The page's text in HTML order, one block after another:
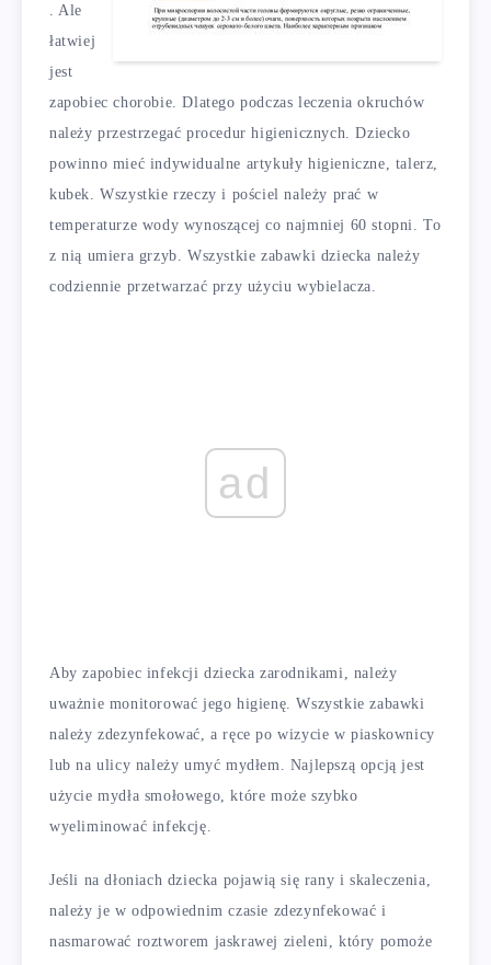
. Ale
łatwiej
jest
zapobiec chorobie. Dlatego podczas leczenia okruchów
należy przestrzegać procedur higienicznych. Dziecko
powinno mieć indywidualne artykuły higieniczne, talerz,
kubek. Wszystkie rzeczy i pościel należy prać w
temperaturze wody wynoszącej co najmniej 60 stopni. To
z nią umiera grzyb. Wszystkie zabawki dziecka należy
codziennie przetwarzać przy użyciu wybielacza.
ad
Aby zapobiec infekcji dziecka zarodnikami, należy
uważnie monitorować jego higienę. Wszystkie zabawki
należy zdezynfekować, a ręce po wizycie w piaskownicy
lub na ulicy należy umyć mydłem. Najlepszą opcją jest
użycie mydła smołowego, które może szybko
wyeliminować infekcję.
Jeśli na dłoniach dziecka pojawią się rany i skaleczenia,
należy je w odpowiednim czasie zdezynfekować i
nasmarować roztworem jaskrawej zieleni, który pomoże